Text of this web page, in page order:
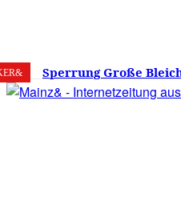
7. August 2026 25.6 Mainz
Sperrung Große
verwirrt, Mainzer